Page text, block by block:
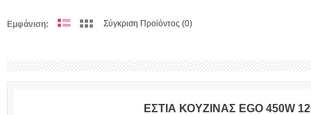
Εμφάνιση: Σύγκριση Προϊόντος (0)
ΕΣΤΙΑ ΚΟΥΖΙΝΑΣ EGO 450W